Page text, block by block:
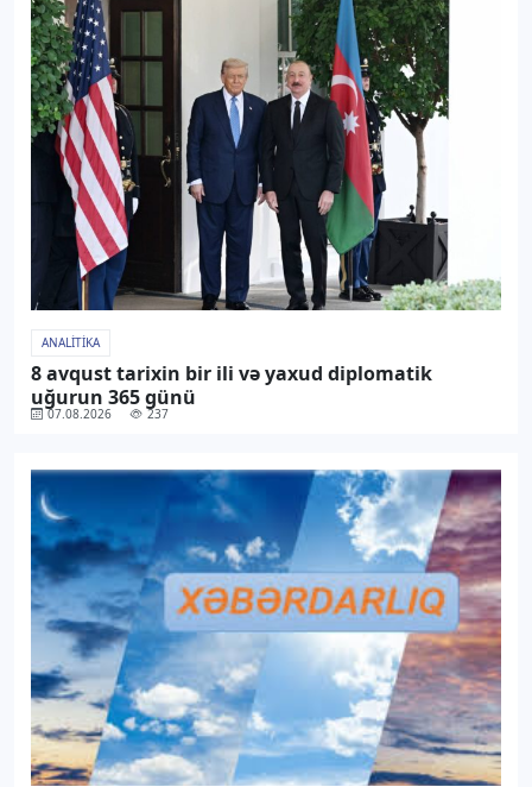
ANALITIKA
8 avqust tarixin bir ili və yaxud diplomatik
uğurun 365 günü
07.08.2026 237